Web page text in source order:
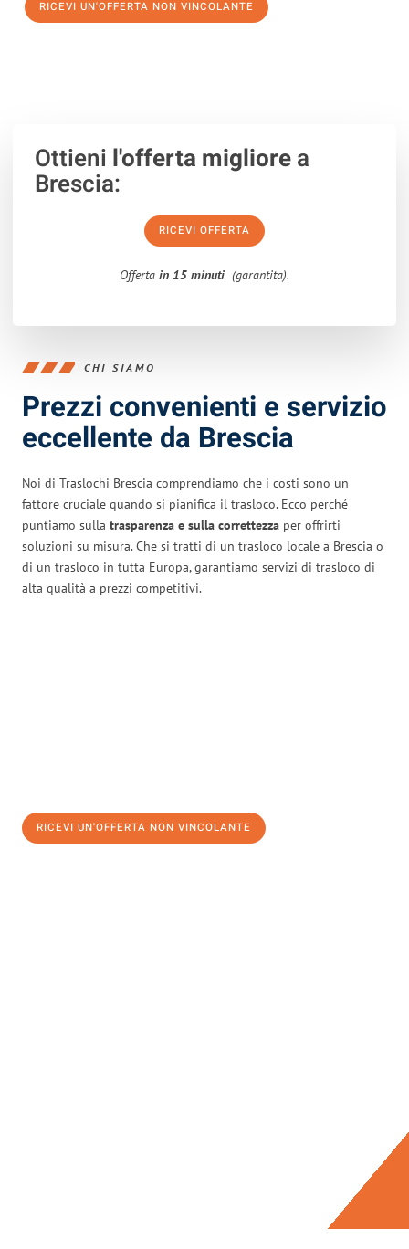
RICEVI UN'OFFERTA NON VINCOLANTE
Ottieni l'offerta migliorea
Brescia:
RICEVI OFFERTA
Offerta in 15 minuti (garantita).
CHI SIAMO
Prezzi convenienti e servizio
eccellente da Brescia
Noi di Traslochi Brescia comprendiamo che i costi sono un
fattore cruciale quando si pianifica il trasloco. Ecco perché
puntiamo sulla trasparenza e sulla correttezza per offrirti
soluzioni su misura. Che si tratti di un trasloco locale a Brescia o
di un trasloco in tutta Europa, garantiamo servizi di trasloco di
alta qualità a prezzi competitivi.
RICEVI UN'OFFERTA NON VINCOLANTE